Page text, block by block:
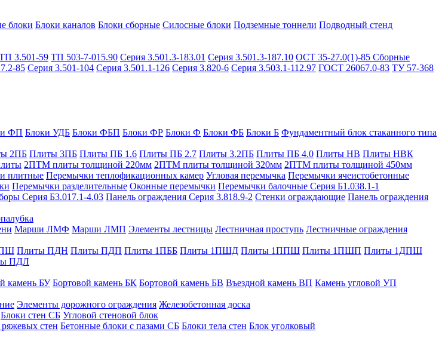
блоки Блоки каналов Блоки сборные Силосные блоки Подземные тоннели Подводный стенд
3.501-59 ТП 503-7-015.90 Серия 3.501.3-183.01 Серия 3.501.3-187.10 ОСТ 35-27.0(1)-85 Сборные
85 Серия 3.501-104 Серия 3.501.1-126 Серия 3.820-6 Серия 3.503.1-112.97 ГОСТ 26067.0-83 ТУ 57-368
ФП Блоки УДБ Блоки ФБП Блоки ФР Блоки Ф Блоки ФБ Блоки Б Фундаментный блок стаканного типа
2ПБ Плиты 3ПБ Плиты ПБ 1.6 Плиты ПБ 2.7 Плиты 3.2ПБ Плиты ПБ 4.0 Плиты НВ Плиты НВК
2ПТМ плиты толщиной 220мм 2ПТМ плиты толщиной 320мм 2ПТМ плиты толщиной 450мм
плитные Перемычки теплофикационных камер Угловая перемычка Перемычки ячеистобетонные
Перемычки разделительные Оконные перемычки Перемычки балочные Серия Б1.038.1-1
Серия Б3.017.1-4.03 Панель ограждения Серия 3.818.9-2 Стенки ограждающие Панель ограждения
Марши ЛМФ Марши ЛМП Элементы лестницы Лестничная проступь Лестничные ограждения
Плиты ПДН Плиты ПДП Плиты 1ПББ Плиты 1ПШД Плиты 1ППШ Плиты 1ПШП Плиты 1ДПШ
ПДЛ
камень БУ Бортовой камень БК Бортовой камень БВ Въездной камень ВП Камень угловой УП
Элементы дорожного ограждения Железобетонная доска
Блоки стен СБ Угловой стеновой блок
стен Бетонные блоки с пазами СБ Блоки тела стен Блок уголковый